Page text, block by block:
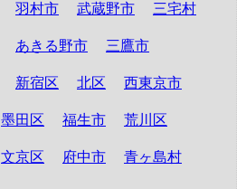
羽村市 武蔵野市 三宅村
あきる野市 三鷹市
新宿区 北区 西東京市
墨田区 福生市 荒川区
文京区 府中市 青ヶ島村